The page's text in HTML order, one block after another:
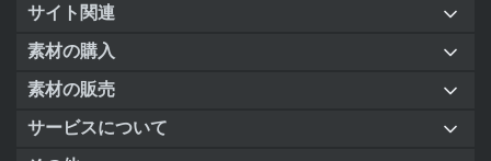
サイト関連
素材の購入
素材の販売
サービスについて